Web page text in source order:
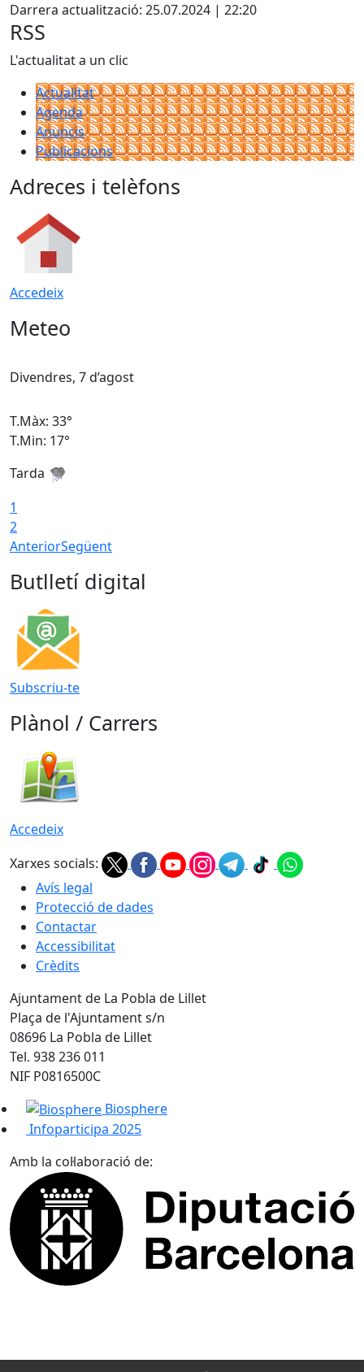
Darrera actualització: 25.07.2024 | 22:20
RSS
L'actualitat a un clic
Actualitat
Agenda
Anuncis
Publicacions
Adreces i telèfons
Accedeix
Meteo
Divendres, 7 d’agost
T.Màx: 33°
T.Min: 17°
Tarda
1
2
AnteriorSegüent
Butlletí digital
Subscriu-te
Plànol / Carrers
Accedeix
Xarxes socials:
Avís legal
Protecció de dades
Contactar
Accessibilitat
Crèdits
Ajuntament de La Pobla de Lillet
Plaça de l'Ajuntament s/n
08696 La Pobla de Lillet
Tel. 938 236 011
NIF P0816500C
Biosphere
Infoparticipa 2025
Amb la col·laboració de: